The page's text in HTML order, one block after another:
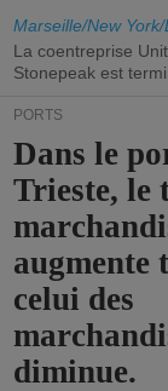
Marseille/New
La coentreprise
Stonepeak est
PORTS
Dans le
Trieste, le
augmente
celui des
diminue.